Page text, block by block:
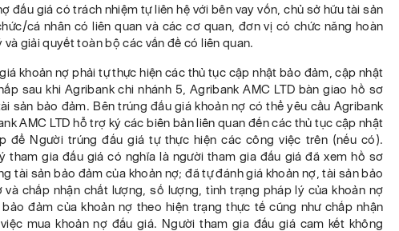
đấu giá có trách nhiệm tự liên hệ với bên vay vốn, chủ sở hữu tài sản
cá nhân có liên quan và các cơ quan, đơn vị có chức năng hoàn
và giải quyết toàn bộ các vấn đề có liên quan.
khoản nợ phải tự thực hiện các thủ tục cập nhật bảo đảm cập nhật
sau khiAgribank chi nhánh 5 , Agribank AMC LTD bàn giao hồ sơ
sản bảo đảm. Bên trúng đấu giá khoản nợ có thể yêu cầu Agribank
AMC LTD hỗ trợ ký các biên bản liên quan đến các thủ tục cập nhật
để Người trúng đấu giá tự thực hiện các công việc trên (nếu có).
tham gia đấu giá có nghĩa là người tham gia đấu giá đã xem hồ sơ
tài sản bảo đảm của khoản nợ; đã tự đánh giá khoản nợ tài sản bảo
và chấp nhận chất lượng, số lượng, tình trạng pháp lý của khoản nợ
đảm của khoản nợ theo hiện trạng thực tế cũng như chấp nhận
mua khoản nợ đấu giá. Người tham gia đấu giá cam kết không